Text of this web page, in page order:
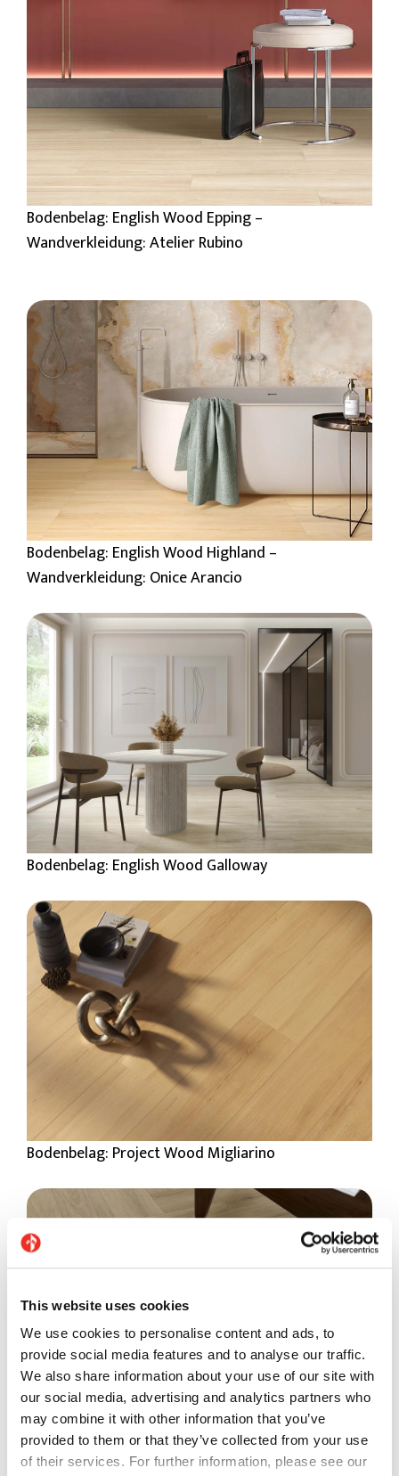
This website uses cookies
We use cookies to personalise content and ads, to
provide social media features and to analyse our traffic.
We also share information about your use of our site with
our social media, advertising and analytics partners who
may combine it with other information that you’ve
provided to them or that they’ve collected from your use
of their services. For further information, please see our
Bodenbelag: English Wood Epping –
Wandverkleidung: Atelier Rubino
Bodenbelag: English Wood Highland –
Wandverkleidung: Onice Arancio
Bodenbelag: English Wood Galloway
Bodenbelag: Project Wood Migliarino
Bodenbelag: Project Wood Mesola